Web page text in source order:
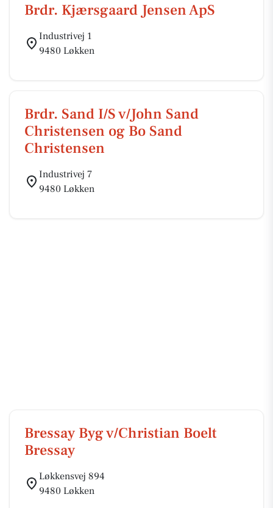
Brdr. Kjærsgaard Jensen ApS
Industrivej 1
9480 Løkken
Brdr. Sand I/S v/John Sand
Christensen og Bo Sand
Christensen
Industrivej 7
9480 Løkken
Bressay Byg v/Christian Boelt
Bressay
Løkkensvej 894
9480 Løkken